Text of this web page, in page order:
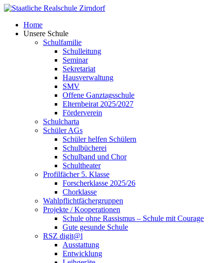
Skip
contentHome
Unsere Schule
Schulfamilie
Schulleitung
Seminar
Sekretariat
Hausverwaltung
SMV
Offene Ganztagsschule
Elternbeirat 2025/2027
Förderverein
Schulcharta
Schüler AGs
Schüler helfen Schülern
Schulbücherei
Schulband und Chor
Schultheater
Profilfächer 5. Klasse
Forscherklasse 2025/26
Chorklasse
Wahlpflichtfächergruppen
Projekte / Kooperationen
Schule ohne Rassismus – Schule mit Courage
Gute gesunde Schule
RSZ digit@l
Ausstattung
Entwicklung